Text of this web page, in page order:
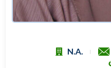
N.A.